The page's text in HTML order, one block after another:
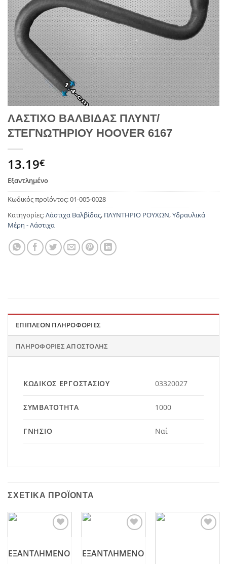
ΛΑΣΤΙΧΟ ΒΑΛΒΙΔΑΣ ΠΛΥΝΤ/
ΣΤΕΓΝΩΤΗΡΙΟΥ HOOVER 6167
13.19€
Εξαντλημένο
Κωδικός προϊόντος:01-005-0028
Κατηγορίες:Λάστιχα Βαλβίδας, ΠΛΥΝΤΗΡΙΟ ΡΟΥΧΩΝ,Υδραυλικά
Μέρη - Λάστιχα
ΕΠΙΠΛΈΟΝ ΠΛΗΡΟΦΟΡΊΕΣ
ΠΛΗΡΟΦΟΡΊΕΣ ΑΠΟΣΤΟΛΉΣ
ΚΩΔΙΚΌΣ ΕΡΓΟΣΤΑΣΊΟΥ 03320027
ΣΥΜΒΑΤΌΤΗΤΑ 1000
ΓΝΉΣΙΟ Ναί
ΣΧΕΤΙΚΆ ΠΡΟΪΌΝΤΑ
ΕΞΑΝΤΛΗΜΈΝΟ ΕΞΑΝΤΛΗΜΈΝΟ